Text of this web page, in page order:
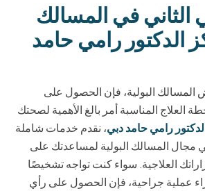
الثاني في المسالك
الدكتور رامي حامد
المسالك البولية، فإن الحصول على
المناسبة أمر بالغ الأهمية لصحتك
رامي حامد دبي، نقدم خدمات شاملة
مجال المسالك البولية لمساعدتك على
العلاجية. سواء كنت تواجه تشخيصًا
عملية جراحية، فإن الحصول على رأي